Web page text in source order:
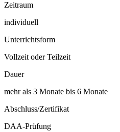
Zeitraum
individuell
Unterrichtsform
Vollzeit oder Teilzeit
Dauer
mehr als 3 Monate bis 6 Monate
Abschluss/Zertifikat
DAA-Prüfung